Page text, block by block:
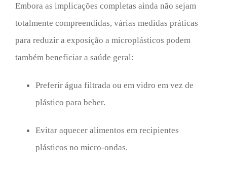
Embora as implicações completas ainda não sejam
totalmente compreendidas, várias medidas práticas
para reduzir a exposição a microplásticos podem
também beneficiar a saúde geral:
Preferir água filtrada ou em vidro em vez de
plástico para beber.
Evitar aquecer alimentos em recipientes
plásticos no micro-ondas.